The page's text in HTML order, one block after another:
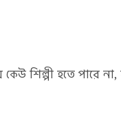
কেউ শিল্পী হতে পারে